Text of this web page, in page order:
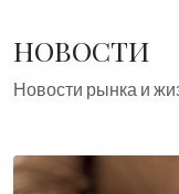
НОВОСТИ
Новости рынка и